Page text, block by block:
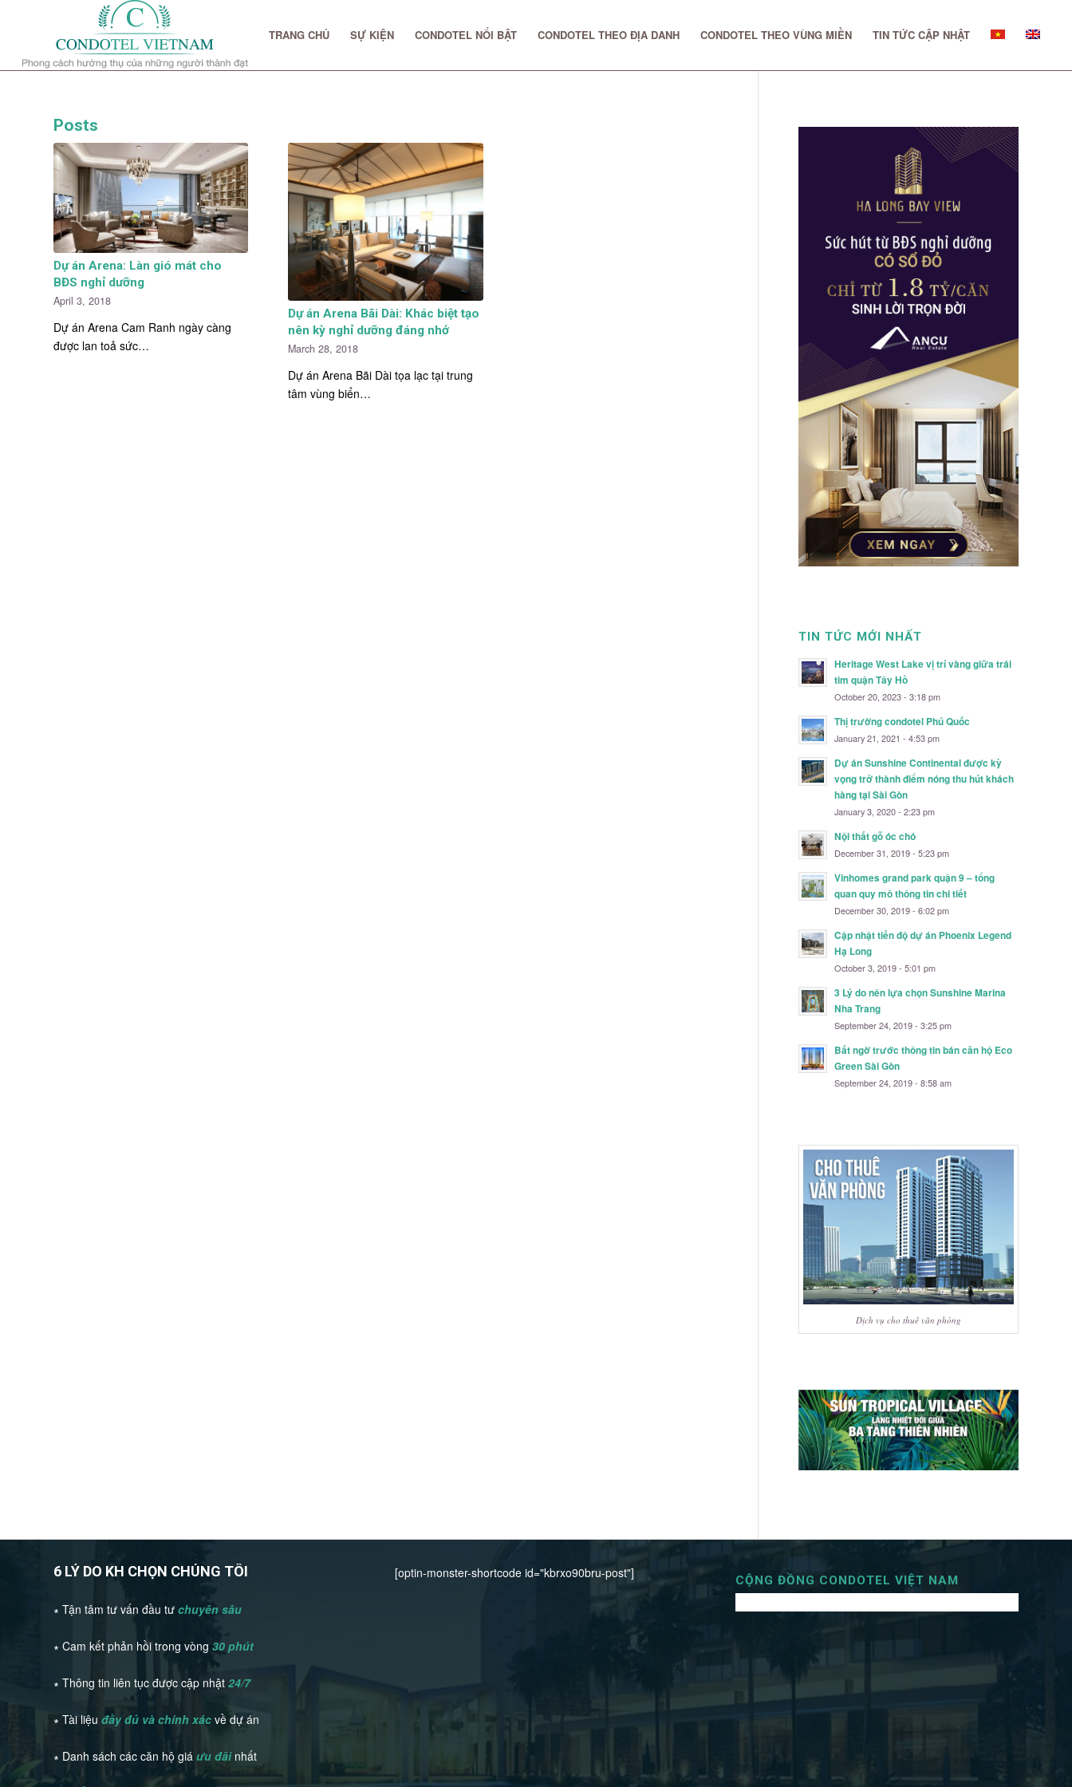
TRANG CHỦ SỰ KIỆN CONDOTEL NỔI BẬT CONDOTEL THEO ĐỊA DANH CONDOTEL THEO VÙNG MIỀN TIN TỨC CẬP NHẬT
Posts
Dự án Arena: Làn gió mát cho
BĐS nghỉ dưỡng
April 3, 2018
Dự án Arena Cam Ranh ngày càng
được lan toả sức…
Dự án Arena Bãi Dài: Khác biệt tạo
nên kỳ nghỉ dưỡng đáng nhớ
March 28, 2018
Dự án Arena Bãi Dài tọa lạc tại trung
tâm vùng biển…
TIN TỨC MỚI NHẤT
Heritage West Lake vị trí vàng giữa trái
tim quận Tây Hồ
October 20, 2023 - 3:18 pm
Thị trường condotel Phú Quốc
January 21, 2021 - 4:53 pm
Dự án Sunshine Continental được kỳ
vọng trở thành điểm nóng thu hút khách
hàng tại Sài Gòn
January 3, 2020 - 2:23 pm
Nội thất gỗ óc chó
December 31, 2019 - 5:23 pm
Vinhomes grand park quận 9 – tổng
quan quy mô thông tin chi tiết
December 30, 2019 - 6:02 pm
Cập nhật tiến độ dự án Phoenix Legend
Hạ Long
October 3, 2019 - 5:01 pm
3 Lý do nên lựa chọn Sunshine Marina
Nha Trang
September 24, 2019 - 3:25 pm
Bất ngờ trước thông tin bán căn hộ Eco
Green Sài Gòn
September 24, 2019 - 8:58 am
Dịch vụ cho thuê văn phòng
6 LÝ DO KH CHỌN CHÚNG TÔI
∗ Tận tâm tư vấn đầu tư chuyên sâu
∗ Cam kết phản hồi trong vòng 30 phút
∗ Thông tin liên tục được cập nhật 24/7
∗ Tài liệu đầy đủ và chính xác về dự án
∗ Danh sách các căn hộ giá ưu đãinhất
[optin-monster-shortcode id="kbrxo90bru-post"]
CỘNG ĐỒNG CONDOTEL VIỆT NAM